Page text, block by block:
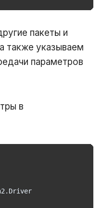
пакеты и
также указываем
параметров
в